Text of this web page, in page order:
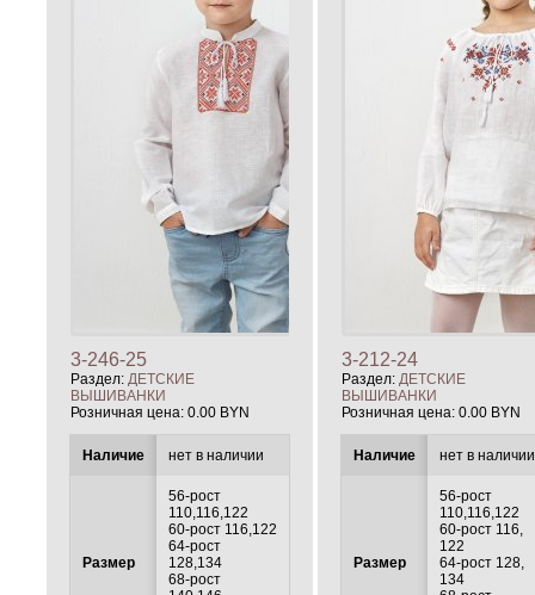
3-246-25
Раздел: ДЕТСКИЕ
ВЫШИВАНКИ
Розничная цена: 0.00 BYN
Наличие нет в наличии
Размер
56-рост
110,116,122
60-рост 116,122
64-рост
128,134
68-рост
3-212-24
Раздел:ДЕТСКИЕ
ВЫШИВАНКИ
Розничная цена:0.00 BYN
Наличие нет в наличии
Размер
56-рост
110,116,122
60-рост 116,
122
64-рост 128,
134